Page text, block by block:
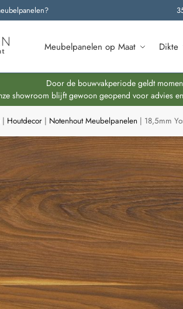
Meubelpanelen op Maat Dikte
Door de bouwvakperiode geldt
showroom blijft gewoon geopend voor advies
| Houtdecor | Notenhout Meubelpanelen | 18,5mm